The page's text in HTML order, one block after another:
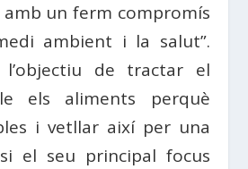
un ferm compromís
ambient i la salut”.
l’objectiu de tractar el
els aliments perquè
i vetllar així per una
el seu principal focus